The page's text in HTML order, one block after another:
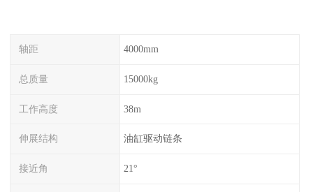
轴距 4000mm
总质量 15000kg
工作高度 38m
伸展结构 油缸驱动链条
接近角 21°